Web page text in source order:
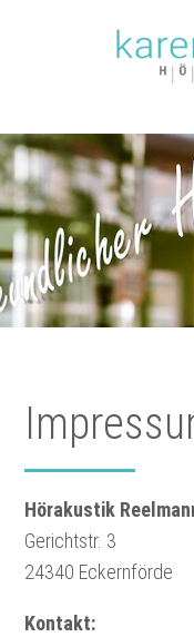
Hörakustik
Gerichtstr. 3
24340 Eckernförde
Kontakt: